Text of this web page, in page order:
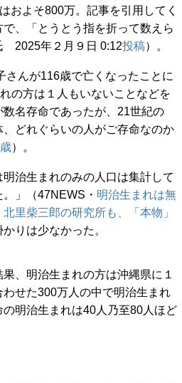
およそ800万。記事を引用してく
、「とうとう指を折って数えら
2025年２月９日 0:12投稿）。
んが116歳で亡くなったことに
の方は１人もいないことなどを
名存命であったが、21世紀の
どれぐらいの人がご存命なのか
）。
治生まれのみの人口は集計して
」（47NEWS・ 明治生まれは無
里柴三郎の研究所も、「本物」
りは少なかった。
、明治生まれの方は沖縄県に１
せた300万人の中で明治生まれ
明治生まれは40人乃至80人ほど